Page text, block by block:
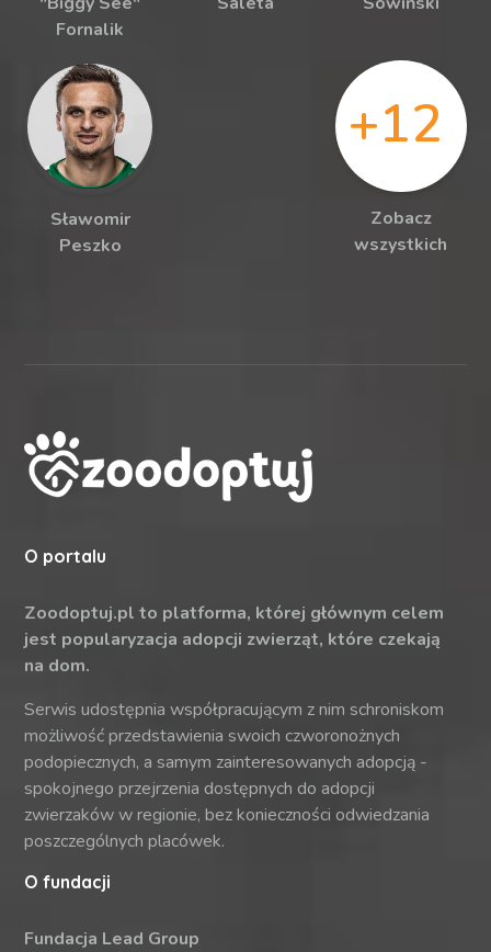
Fornalik
Sławomir
Peszko
+12
Zobacz
wszystkich
O portalu
Zoodoptuj.pl to platforma, której głównym celem
jest popularyzacja adopcji zwierząt, które czekają
na dom.
Serwis udostępnia współpracującym z nim schroniskom
możliwość przedstawienia swoich czworonożnych
podopiecznych, a samym zainteresowanych adopcją -
spokojnego przejrzenia dostępnych do adopcji
zwierzaków w regionie, bez konieczności odwiedzania
poszczególnych placówek.
O fundacji
Fundacja Lead Group